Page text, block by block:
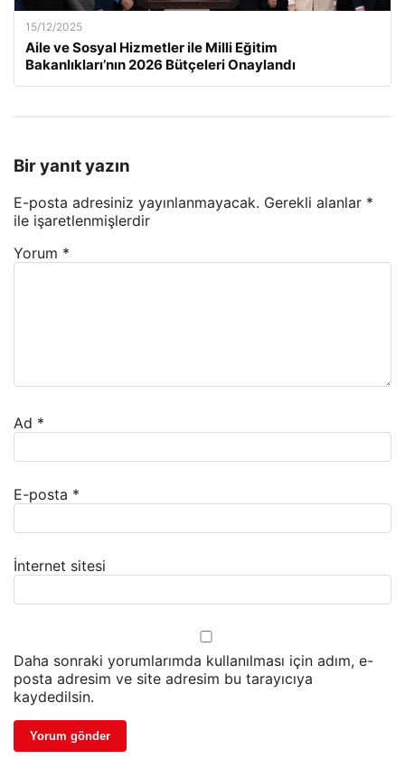
15/12/2025
Aile ve Sosyal Hizmetler ile Milli Eğitim
Bakanlıkları’nın 2026 Bütçeleri Onaylandı
Bir yanıt yazın
E-posta adresiniz yayınlanmayacak. Gerekli alanlar *
ile işaretlenmişlerdir
Yorum *
Ad *
E-posta *
İnternet sitesi
Daha sonraki yorumlarımda kullanılması için adım, e-
posta adresim ve site adresim bu tarayıcıya
kaydedilsin.